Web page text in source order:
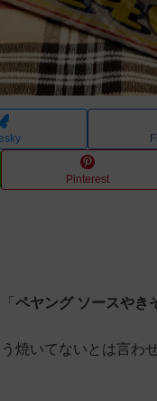
Pinterest
ペヤング ソースやき
焼いてないとは言わ